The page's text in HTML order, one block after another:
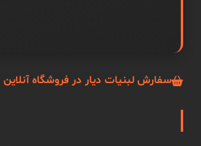
سفارش لبنیات دیار در فروشگاه آنلاین